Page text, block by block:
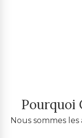
Pourquoi
Nous sommes